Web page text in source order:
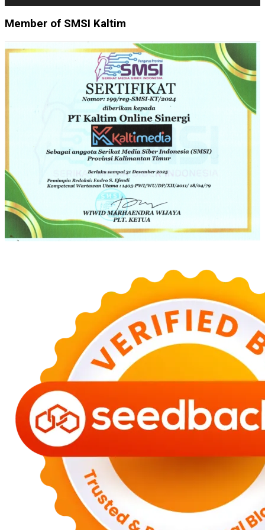
Member of SMSI Kaltim